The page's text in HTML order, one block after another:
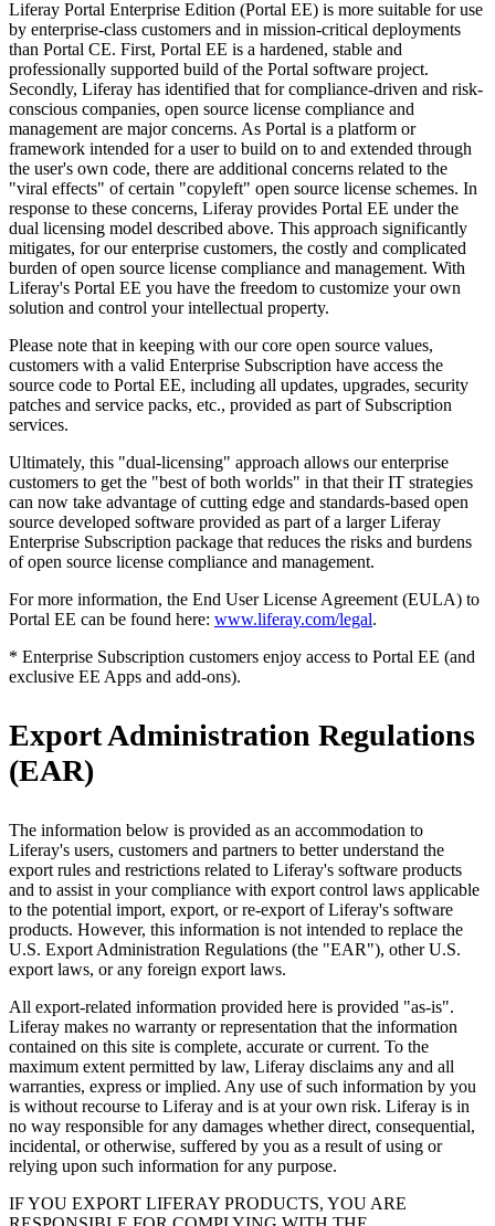
Liferay Portal Enterprise Edition (Portal EE) is more suitable for use
by enterprise-class customers and in mission-critical deployments
than Portal CE. First, Portal EE is a hardened, stable and
professionally supported build of the Portal software project.
Secondly, Liferay has identified that for compliance-driven and risk-
conscious companies, open source license compliance and
management are major concerns. As Portal is a platform or
framework intended for a user to build on to and extended through
the user's own code, there are additional concerns related to the
"viral effects" of certain "copyleft" open source license schemes. In
response to these concerns, Liferay provides Portal EE under the
dual licensing model described above. This approach significantly
mitigates, for our enterprise customers, the costly and complicated
burden of open source license compliance and management. With
Liferay's Portal EE you have the freedom to customize your own
solution and control your intellectual property.
Please note that in keeping with our core open source values,
customers with a valid Enterprise Subscription have access the
source code to Portal EE, including all updates, upgrades, security
patches and service packs, etc., provided as part of Subscription
services.
Ultimately, this "dual-licensing" approach allows our enterprise
customers to get the "best of both worlds" in that their IT strategies
can now take advantage of cutting edge and standards-based open
source developed software provided as part of a larger Liferay
Enterprise Subscription package that reduces the risks and burdens
of open source license compliance and management.
For more information, the End User License Agreement (EULA) to
Portal EE can be found here: www.liferay.com/legal.
* Enterprise Subscription customers enjoy access to Portal EE (and
exclusive EE Apps and add-ons).
Export Administration Regulations
(EAR)
The information below is provided as an accommodation to
Liferay's users, customers and partners to better understand the
export rules and restrictions related to Liferay's software products
and to assist in your compliance with export control laws applicable
to the potential import, export, or re-export of Liferay's software
products. However, this information is not intended to replace the
U.S. Export Administration Regulations (the "EAR"), other U.S.
export laws, or any foreign export laws.
All export-related information provided here is provided "as-is".
Liferay makes no warranty or representation that the information
contained on this site is complete, accurate or current. To the
maximum extent permitted by law, Liferay disclaims any and all
warranties, express or implied. Any use of such information by you
is without recourse to Liferay and is at your own risk. Liferay is in
no way responsible for any damages whether direct, consequential,
incidental, or otherwise, suffered by you as a result of using or
relying upon such information for any purpose.
IF YOU EXPORT LIFERAY PRODUCTS, YOU ARE